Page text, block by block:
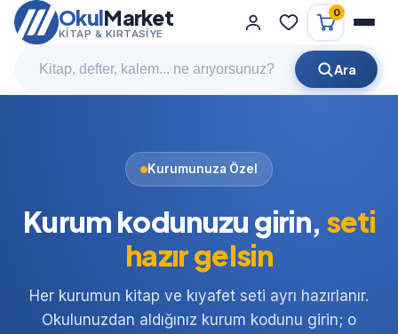
OkulMarket
KITAP & KIRTASIYE
Ara
0
Kurumunuza Özel
Kurum kodunuzu girin, seti
hazır gelsin
Her kurumun kitap ve kıyafet seti ayrı hazırlanır.
Okulunuzdan aldığınız kurum kodunu girin; o